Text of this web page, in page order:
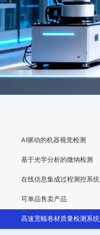
AI驱动的机器视觉检测
基于光学分析的微纳检测
在线信息集成过程测控系统
可单品售卖产品
高速宽幅卷材质量检测系统